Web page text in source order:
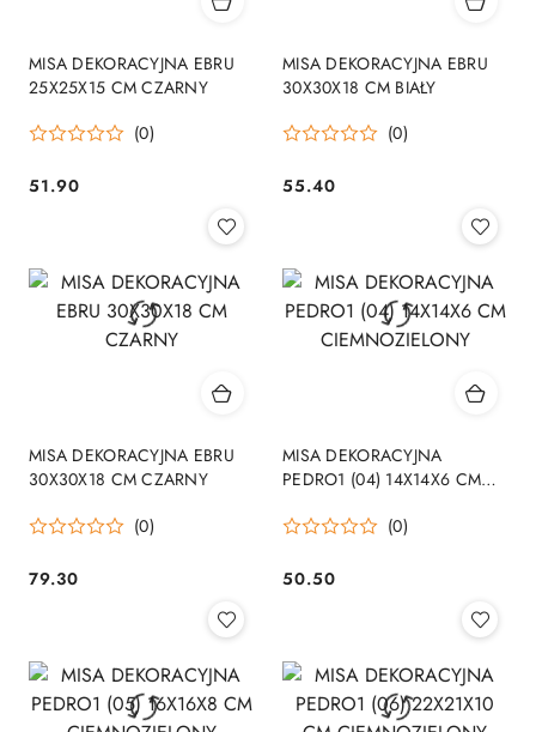
MISA DEKORACYJNA EBRU
25X25X15 CM CZARNY
(0)
Cena:
51.90
MISA DEKORACYJNA EBRU
30X30X18 CM BIAŁY
(0)
Cena:
55.40
MISA DEKORACYJNA EBRU
30X30X18 CM CZARNY
(0)
Cena:
79.30
MISA DEKORACYJNA
PEDRO1 (04) 14X14X6 CM
(0)
Cena:
50.50